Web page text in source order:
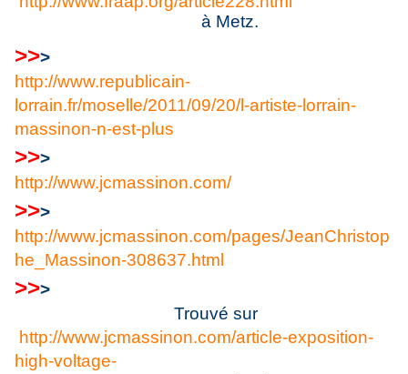
à Metz.
>>>
http://www.republicain-
lorrain.fr/moselle/2011/09/20/l-artiste-lorrain-
massinon-n-est-plus
>>>
http://www.jcmassinon.com/
>>>
http://www.jcmassinon.com/pages/JeanChristop
he_Massinon-308637.html
>>>
Trouvé sur
http://www.jcmassinon.com/article-exposition-
high-voltage-